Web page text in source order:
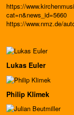
https://
cat=n&news_id=5660
https://www.nmz.de/
Lukas Euler
Philip Klimek